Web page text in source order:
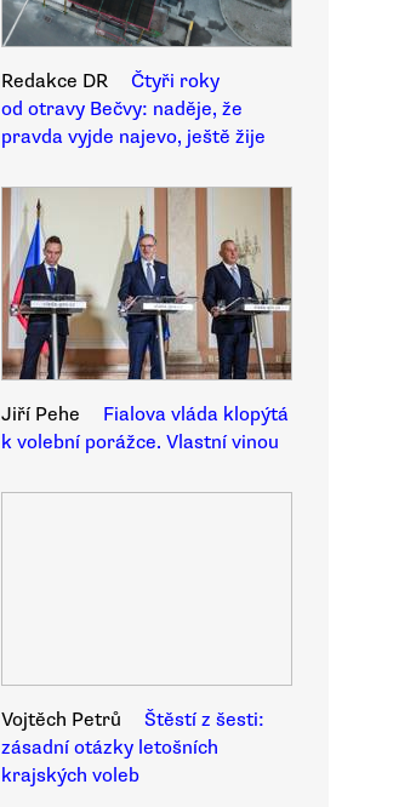
Redakce DR
Čtyři roky
od otravy Bečvy: naděje, že
pravda vyjde najevo, ještě žije
Jiří Pehe
Fialova vláda klopýtá
k volební porážce. Vlastní vinou
Vojtěch Petrů
Štěstí z šesti:
zásadní otázky letošních
krajských voleb